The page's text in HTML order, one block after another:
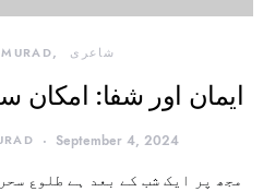
شاعری
ایمان اور شفا: امکان
September 4, 2024
مجھ پر ایک شب کے بعد ہے طلوع